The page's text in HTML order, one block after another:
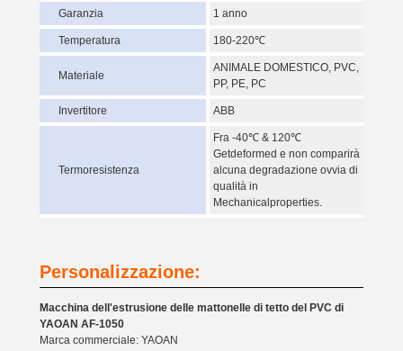
Garanzia 1 anno
Temperatura 180-220℃
Materiale
ANIMALE DOMESTICO, PVC,
PP, PE, PC
Invertitore ABB
Termoresistenza
Fra -40℃ & 120℃
Getdeformed e non comparirà
alcuna degradazione ovvia di
qualità in
Mechanicalproperties.
Personalizzazione:
Macchina dell'estrusione delle mattonelle di tetto del PVC di
YAOAN AF-1050
Marca commerciale: YAOAN